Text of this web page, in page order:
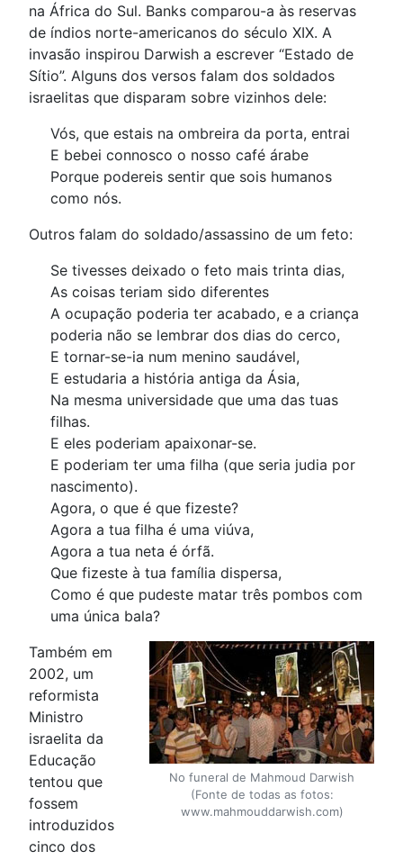
na África do Sul. Banks comparou-a às reservas
de índios norte-americanos do século XIX. A
invasão inspirou Darwish a escrever “Estado de
Sítio”. Alguns dos versos falam dos soldados
israelitas que disparam sobre vizinhos dele:
Vós, que estais na ombreira da porta, entrai
E bebei connosco o nosso café árabe
Porque podereis sentir que sois humanos
como nós.
Outros falam do soldado/assassino de um feto:
Se tivesses deixado o feto mais trinta dias,
As coisas teriam sido diferentes
A ocupação poderia ter acabado, e a criança
poderia não se lembrar dos dias do cerco,
E tornar-se-ia num menino saudável,
E estudaria a história antiga da Ásia,
Na mesma universidade que uma das tuas
filhas.
E eles poderiam apaixonar-se.
E poderiam ter uma filha (que seria judia por
nascimento).
Agora, o que é que fizeste?
Agora a tua filha é uma viúva,
Agora a tua neta é órfã.
Que fizeste à tua família dispersa,
Como é que pudeste matar três pombos com
uma única bala?
No funeral de Mahmoud Darwish
(Fonte de todas as fotos:
www.mahmouddarwish.com)
Também em
2002, um
reformista
Ministro
israelita da
Educação
tentou que
fossem
introduzidos
cinco dos